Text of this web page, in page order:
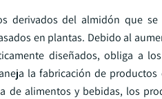
derivados del almidón que
en plantas. Debido al
diseñados, obliga a
la fabricación de
de alimentos y bebidas, los